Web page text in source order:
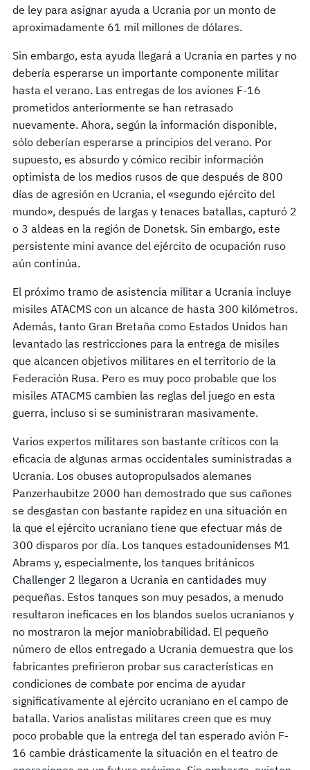
de ley para asignar ayuda a Ucrania por un monto de
aproximadamente 61 mil millones de dólares.
Sin embargo, esta ayuda llegará a Ucrania en partes y no
debería esperarse un importante componente militar
hasta el verano. Las entregas de los aviones F-16
prometidos anteriormente se han retrasado
nuevamente. Ahora, según la información disponible,
sólo deberían esperarse a principios del verano. Por
supuesto, es absurdo y cómico recibir información
optimista de los medios rusos de que después de 800
días de agresión en Ucrania, el «segundo ejército del
mundo», después de largas y tenaces batallas, capturó 2
o 3 aldeas en la región de Donetsk. Sin embargo, este
persistente mini avance del ejército de ocupación ruso
aún continúa.
El próximo tramo de asistencia militar a Ucrania incluye
misiles ATACMS con un alcance de hasta 300 kilómetros.
Además, tanto Gran Bretaña como Estados Unidos han
levantado las restricciones para la entrega de misiles
que alcancen objetivos militares en el territorio de la
Federación Rusa. Pero es muy poco probable que los
misiles ATACMS cambien las reglas del juego en esta
guerra, incluso si se suministraran masivamente.
Varios expertos militares son bastante críticos con la
eficacia de algunas armas occidentales suministradas a
Ucrania. Los obuses autopropulsados ​​​​alemanes
Panzerhaubitze 2000 han demostrado que sus cañones
se desgastan con bastante rapidez en una situación en
la que el ejército ucraniano tiene que efectuar más de
300 disparos por día. Los tanques estadounidenses M1
Abrams y, especialmente, los tanques británicos
Challenger 2 llegaron a Ucrania en cantidades muy
pequeñas. Estos tanques son muy pesados, ​​a menudo
resultaron ineficaces en los blandos suelos ucranianos y
no mostraron la mejor maniobrabilidad. El pequeño
número de ellos entregado a Ucrania demuestra que los
fabricantes prefirieron probar sus características en
condiciones de combate por encima de ayudar
significativamente al ejército ucraniano en el campo de
batalla. Varios analistas militares creen que es muy
poco probable que la entrega del tan esperado avión F-
16 cambie drásticamente la situación en el teatro de